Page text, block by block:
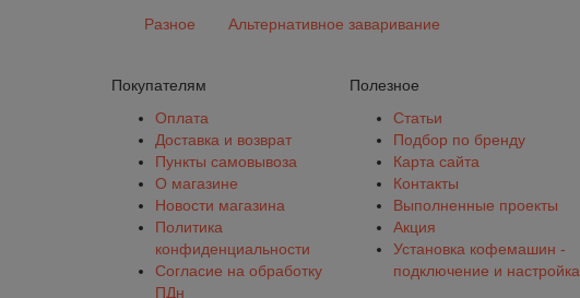
Разное Альтернативное заваривание
Покупателям
Оплата
Доставка и возврат
Пункты самовывоза
О магазине
Новости магазина
Политика
конфиденциальности
Согласие на обработку
ПДн
Полезное
Статьи
Подбор по бренду
Карта сайта
Контакты
Выполненные проекты
Акция
Установка кофемашин -
подключение и настройка